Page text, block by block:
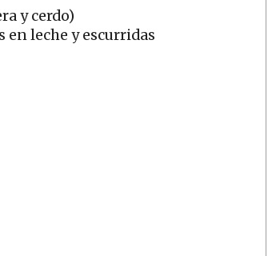
y cerdo)
en leche y escurridas